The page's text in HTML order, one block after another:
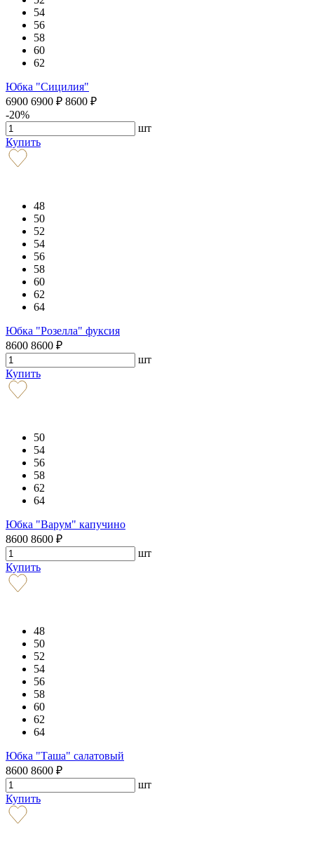
54
56
58
60
62
Юбка "Сицилия"
6900 6900 ₽ 8600 ₽
-20%
шт
Купить
48
50
52
54
56
58
60
62
64
Юбка "Розелла" фуксия
8600 8600 ₽
шт
Купить
50
54
56
58
62
64
Юбка "Варум" капучино
8600 8600 ₽
шт
Купить
48
50
52
54
56
58
60
62
64
Юбка "Таша" салатовый
8600 8600 ₽
шт
Купить